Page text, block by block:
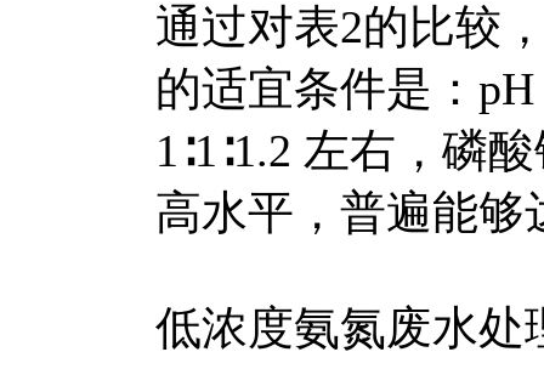
通过对表2的比较
的适宜条件是：pH
1∶1∶1.2 左右，磷
高水平，普遍能够
低浓度氨氮废水处